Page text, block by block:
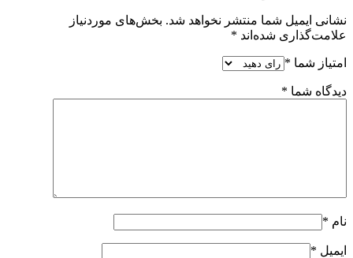
نشانی ایمیل شما منتشر نخواهد شد. بخش‌های موردنیاز
علامت‌گذاری شده‌اند *
امتیاز شما *
دیدگاه شما *
نام *
ایمیل *